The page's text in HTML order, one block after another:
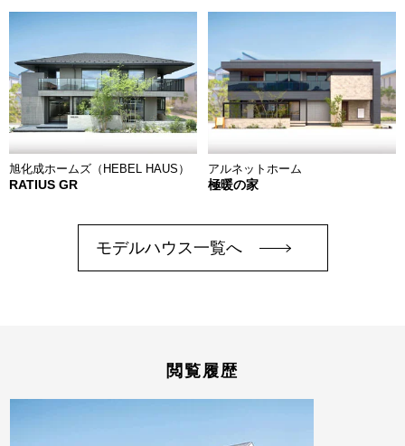
旭化成ホームズ（HEBEL HAUS）
RATIUS GR
アルネットホーム
極暖の家
モデルハウス一覧へ
閲覧履歴